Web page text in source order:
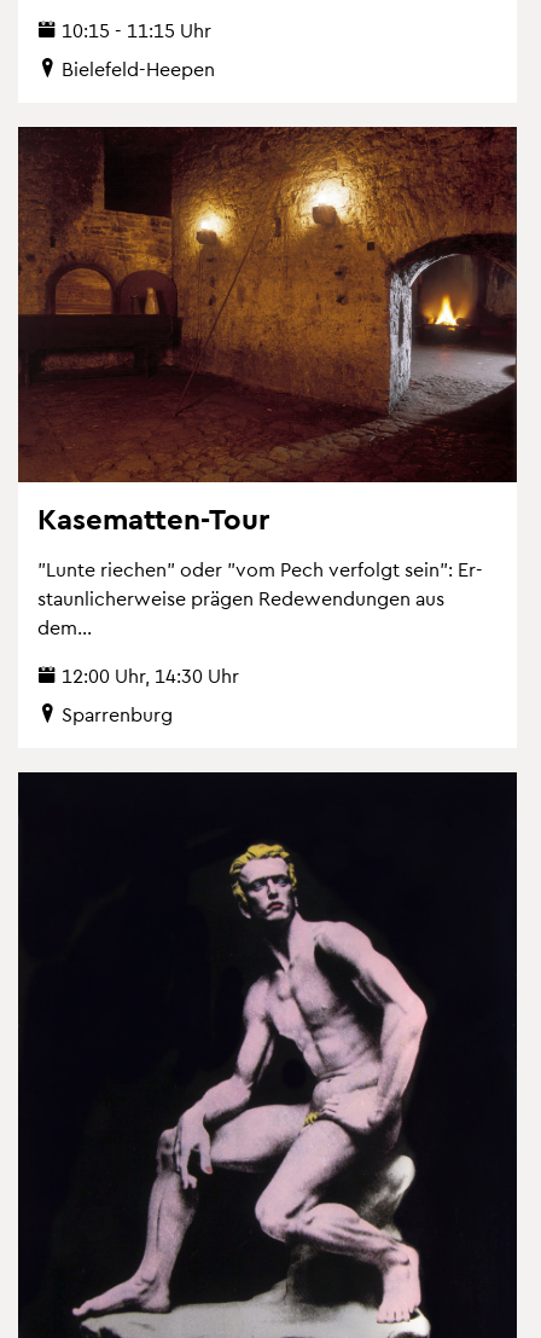
10:15 - 11:15 Uhr
Bie­le­feld-Hee­pen
Ka­se­mat­ten-Tour
"Lunte rie­chen" oder "vom Pech ver­folgt sein": Er­
staun­li­cher­wei­se prä­gen Re­de­wen­dun­gen aus
dem...
12:00 Uhr, 14:30 Uhr
Spar­ren­burg